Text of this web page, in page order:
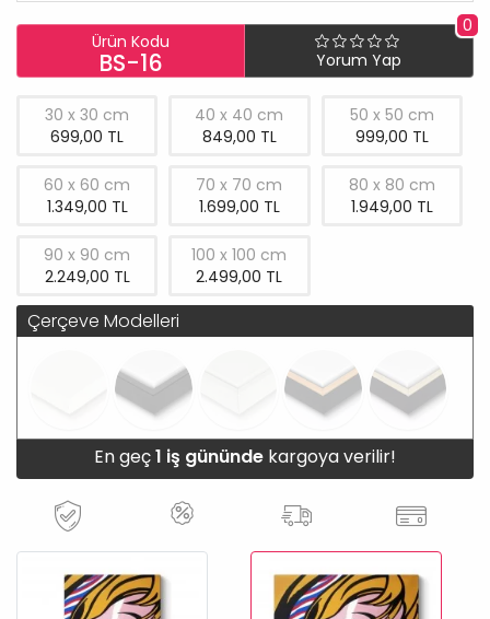
Ürün Kodu
BS-16
0
Yorum Yap
30 x 30 cm
699,00 TL
40 x 40 cm
849,00 TL
50 x 50 cm
999,00 TL
60 x 60 cm
1.349,00 TL
70 x 70 cm
1.699,00 TL
80 x 80 cm
1.949,00 TL
90 x 90 cm
2.249,00 TL
100 x 100 cm
2.499,00 TL
Çerçeve Modelleri
En geç1 iş gününde kargoya verilir!